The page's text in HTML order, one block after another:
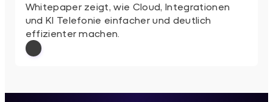
Whitepaper zeigt, wie Cloud, Integrationen
und KI Telefonie einfacher und deutlich
effizienter machen.